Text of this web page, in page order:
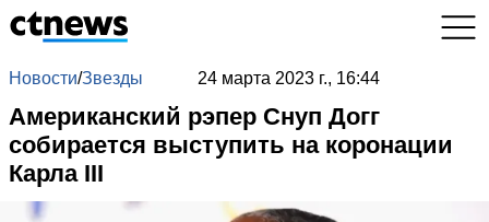
Новости/Звезды 24 марта 2023 г., 16:44
Американский рэпер Снуп Догг
собирается выступить на коронации
Карла III